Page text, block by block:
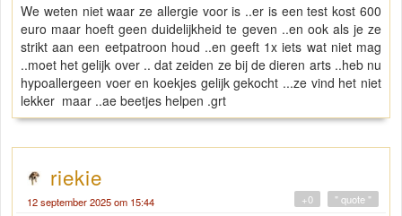
We weten niet waar ze allergie voor is ..er is een test kost 600
euro maar hoeft geen duidelijkheid te geven ..en ook als je ze
strikt aan een eetpatroon houd ..en geeft 1x iets wat niet mag
..moet het gelijk over .. dat zeiden ze bij de dieren arts ..heb nu
hypoallergeen voer en koekjes gelijk gekocht ...ze vind het niet
lekker maar ..ae beetjes helpen .grt
riekie
12 september 2025 om 15:44 " quote "
+0